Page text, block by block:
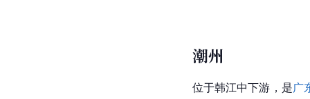
潮州
位于韩江中下游，是广